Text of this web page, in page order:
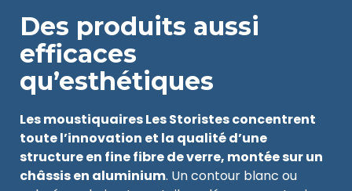
Des produits aussi
efficaces
qu’esthétiques
Les moustiquaires Les Storistes concentrent
toute l’innovation et la qualité d’une
structure en fine fibre de verre, montée sur un
châssis en aluminium. Un contour blanc ou